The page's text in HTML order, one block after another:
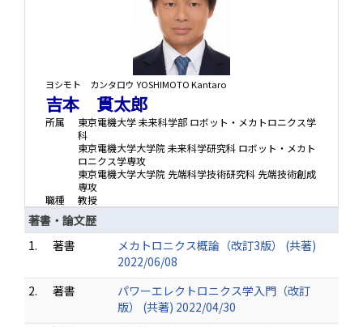
ヨシモト カンタロウ YOSHIMOTO Kantaro
吉本 貫太郎
所属
東京電機大学 未来科学部 ロボット・メカトロニクス学
科
東京電機大学大学院 未来科学研究科 ロボット・メカト
ロニクス学専攻
東京電機大学大学院 先端科学技術研究科 先端技術創成
専攻
職種
教授
著書・論文歴
1.
著書
メカトロニクス概論（改訂3版） (共著)
2022/06/08
2.
著書
パワーエレクトロニクス学入門（改訂
版） (共著) 2022/04/30